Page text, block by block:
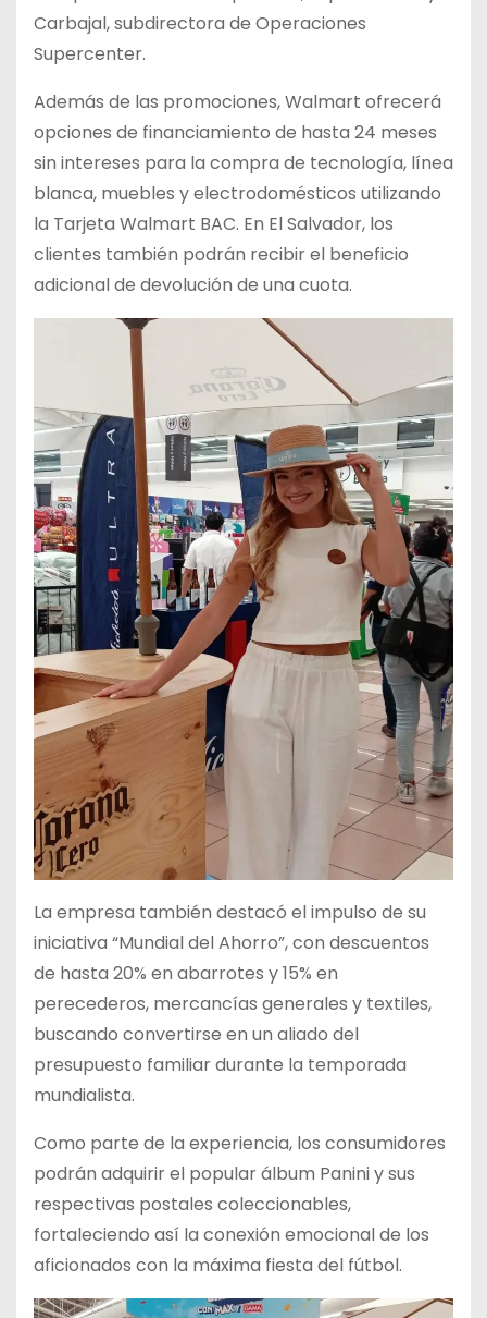
Carbajal, subdirectora de Operaciones
Supercenter.
Además de las promociones, Walmart ofrecerá
opciones de financiamiento de hasta 24 meses
sin intereses para la compra de tecnología, línea
blanca, muebles y electrodomésticos utilizando
la Tarjeta Walmart BAC. En El Salvador, los
clientes también podrán recibir el beneficio
adicional de devolución de una cuota.
La empresa también destacó el impulso de su
iniciativa “Mundial del Ahorro”, con descuentos
de hasta 20% en abarrotes y 15% en
perecederos, mercancías generales y textiles,
buscando convertirse en un aliado del
presupuesto familiar durante la temporada
mundialista.
Como parte de la experiencia, los consumidores
podrán adquirir el popular álbum Panini y sus
respectivas postales coleccionables,
fortaleciendo así la conexión emocional de los
aficionados con la máxima fiesta del fútbol.